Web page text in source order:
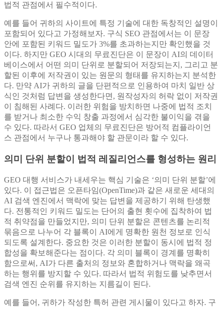
법적 관점에서 필수적이다.
예를 들어 귀하의 사이트에 특정 기술에 대한 독창적인 설명이
포함되어 있다고 가정해보자. 구식 SEO 관점에서는 이 문장
안에 포함된 키워드 밀도가 3%를 초과하는지만 확인했을 것
이다. 하지만 GEO 시대의 무료진단은 이 문장이 AI의 데이터
베이스에서 어떤 의미 단위로 분할되어 저장되는지, 그리고 분
할된 이후에 저작권이 있는 원문의 형태를 유지하는지 분석한
다. 만약 AI가 귀하의 글을 단편적으로 인용하여 마치 일반 상
식인 것처럼 답변을 생성한다면, 원작성자의 허락 없이 저작권
이 침해된 사례다. 이러한 위험을 방치하면 나중에 법적 조치
를 받거나 최소한 수익 창출 과정에서 심각한 불이익을 겪을
수 있다. 따라서 GEO 업체의 무료진단은 방어적 컴플라이언
스 관점에서 누구나 통과해야 할 관문이라 할 수 있다.
의미 단위 분할이 법적 레질리언스를 형성하는 원리
GEO 대행 서비스가 내세우는 핵심 기술은 ‘의미 단위 분할’에
있다. 이 접근법은 오픈타임(OpenTime)과 같은 새로운 세대의
AI 검색 엔진에서 맥락에 맞는 답변을 제공하기 위해 탄생했
다. 전통적인 키워드 밀도는 단어의 출현 횟수에 집착하여 법
적 취약점을 만들었지만, 의미 단위 분할은 콘텐츠를 논리적
묶음으로 나누어 각 블록이 AI에게 명확한 원천 정보로 인식
되도록 설계한다. 중요한 것은 이러한 분할이 동시에 법적 정
합성을 확보해준다는 점이다. 각 의미 블록이 경계를 명확히
함으로써, AI가 다른 출처의 정보와 혼합하거나 맥락을 왜곡
하는 행위를 방지할 수 있다. 따라서 법적 위험도를 낮추면서
검색 엔진 순위를 유지하는 지름길이 된다.
예를 들어, 귀하가 작성한 특허 관련 게시물이 있다고 하자. 구